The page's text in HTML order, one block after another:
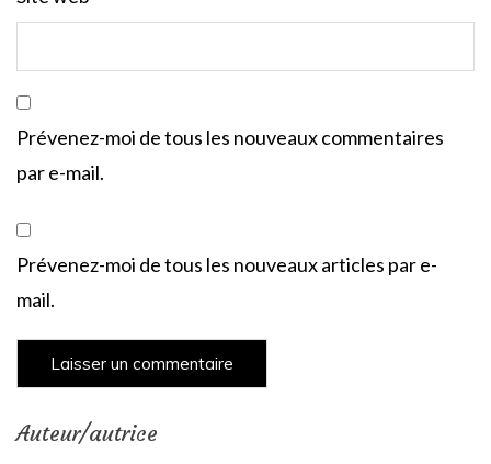
Prévenez-moi de tous les nouveaux commentaires
par e-mail.
Prévenez-moi de tous les nouveaux articles par e-
mail.
Auteur/autrice